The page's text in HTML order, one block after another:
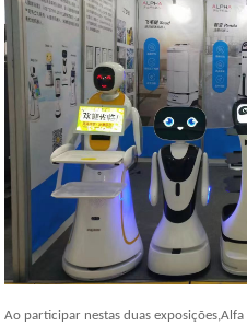
Ao participar nestas duas exposições,Alfa